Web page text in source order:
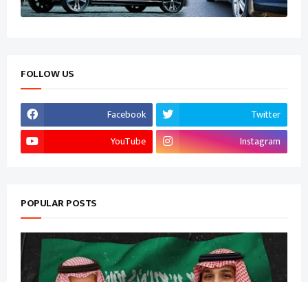
FOLLOW US
Facebook
Twitter
YouTube
Instagram
POPULAR POSTS